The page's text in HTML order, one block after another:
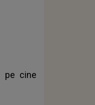
pe cine